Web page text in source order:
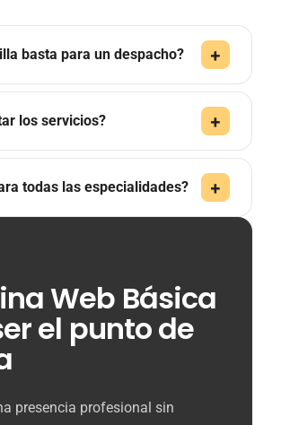
basta para un despacho?
los servicios?
todas las especialidades?
Web Básica
el punto de
presencia profesional sin